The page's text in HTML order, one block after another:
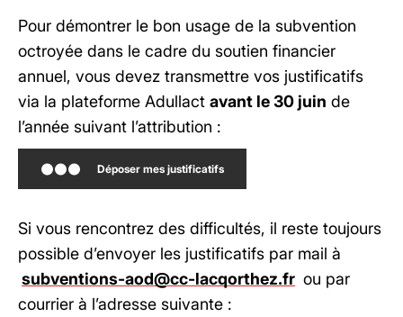
Pour démontrer le bon usage de la subvention
octroyée dans le cadre du soutien financier
annuel, vous devez transmettre vos justificatifs
via la plateforme Adullact avant le 30 juin de
l’année suivant l’attribution :
Déposer mes justificatifs
Si vous rencontrez des difficultés, il reste toujours
possible d’envoyer les justificatifs par mail à
subventions-aod@cc-lacqorthez.fr ou par
courrier à l’adresse suivante :